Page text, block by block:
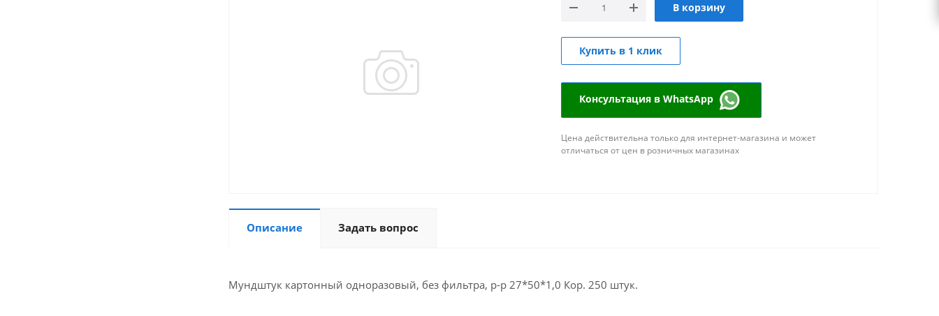
В корзину
Купить в 1 клик
Консультация в WhatsApp
Цена действительна только для интернет-магазина и может
отличаться от цен в розничных магазинах
Описание Задать вопрос
Мундштук картонный одноразовый, без фильтра, р-р 27*50*1,0 Кор. 250 штук.